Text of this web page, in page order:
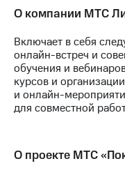
О компании МТС
Включает в себя
онлайн-встреч и
обучения и
курсов и
и онлайн-
для совместной
О проекте МТС